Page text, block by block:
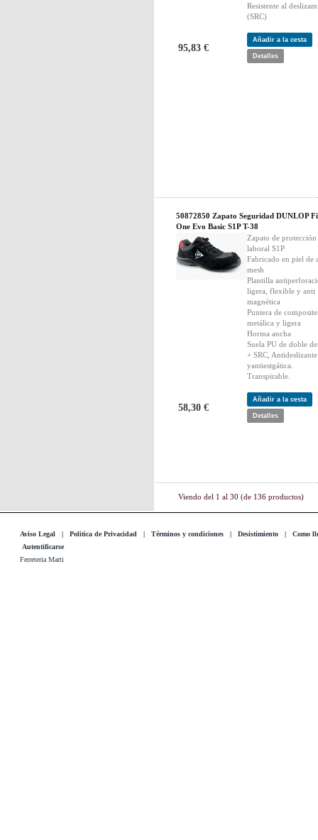
Resistente al
(SRC)
95,83 €
Añadir a la cesta
Detalles
50872850 Zapato Seguridad DUNLOP
One Evo Basic S1P T-38
Zapato de protección
laboral S1P
Fabricado en piel de
mesh
Plantilla
ligera, flexible y anti
magnética
Puntera de
metálica y ligera
Horma ancha
Suela PU de doble
+ SRC, Antideslizante
yantiestgática.
Transpirable.
58,30 €
Añadir a la cesta
Detalles
Viendo del 1 al 30 (de 136 productos)
Aviso Legal | Politica de Privacidad | Términos y condiciones | Desistimiento | Como
Autentificarse
Ferreteria Marti